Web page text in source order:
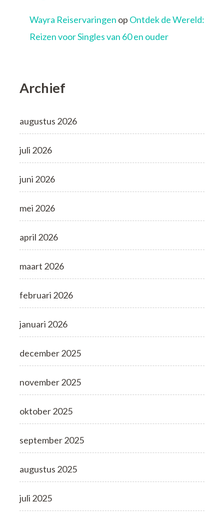
Wayra Reiservaringen op Ontdek de Wereld:
Reizen voor Singles van 60 en ouder
Archief
augustus 2026
juli 2026
juni 2026
mei 2026
april 2026
maart 2026
februari 2026
januari 2026
december 2025
november 2025
oktober 2025
september 2025
augustus 2025
juli 2025